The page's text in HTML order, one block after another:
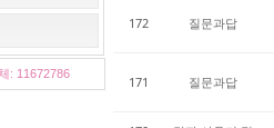
: 11672786
172 질문과답
171 질문과답